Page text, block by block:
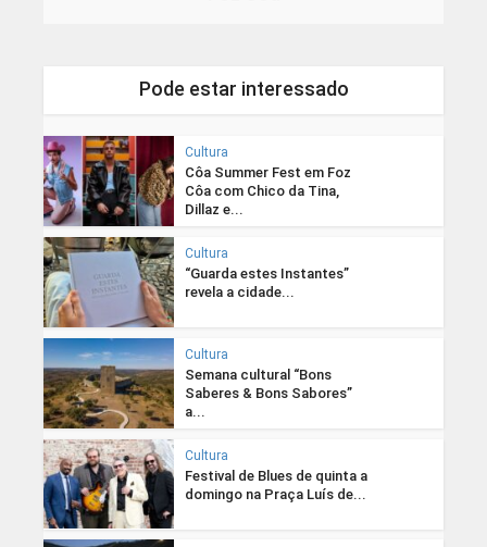
Pode estar interessado
Cultura
Côa Summer Fest em Foz
Côa com Chico da Tina,
Dillaz e...
Cultura
“Guarda estes Instantes”
revela a cidade...
Cultura
Semana cultural “Bons
Saberes & Bons Sabores”
a...
Cultura
Festival de Blues de quinta a
domingo na Praça Luís de...